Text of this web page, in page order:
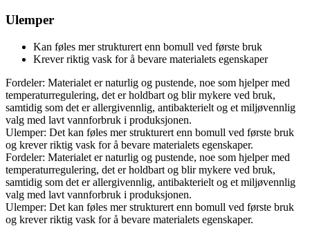
Ulemper
Kan føles mer strukturert enn bomull ved første bruk
Krever riktig vask for å bevare materialets egenskaper
Fordeler: Materialet er naturlig og pustende, noe som hjelper med
temperaturregulering, det er holdbart og blir mykere ved bruk,
samtidig som det er allergivennlig, antibakterielt og et miljøvennlig
valg med lavt vannforbruk i produksjonen.
Ulemper: Det kan føles mer strukturert enn bomull ved første bruk
og krever riktig vask for å bevare materialets egenskaper.
Fordeler: Materialet er naturlig og pustende, noe som hjelper med
temperaturregulering, det er holdbart og blir mykere ved bruk,
samtidig som det er allergivennlig, antibakterielt og et miljøvennlig
valg med lavt vannforbruk i produksjonen.
Ulemper: Det kan føles mer strukturert enn bomull ved første bruk
og krever riktig vask for å bevare materialets egenskaper.